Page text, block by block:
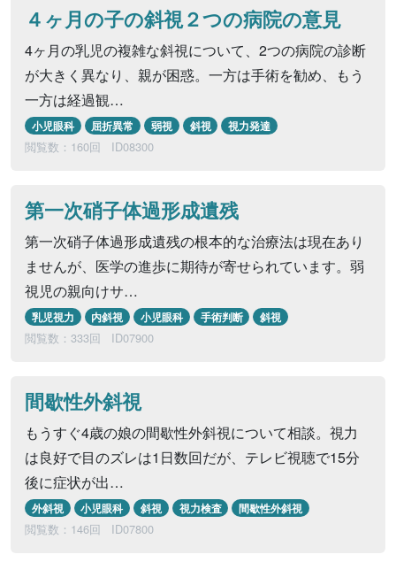
４ヶ月の子の斜視２つの病院の意見
4ヶ月の乳児の複雑な斜視について、2つの病院の診断
が大きく異なり、親が困惑。一方は手術を勧め、もう
一方は経過観…
小児眼科 屈折異常 弱視 斜視 視力発達
閲覧数：160回 ID08300
第一次硝子体過形成遺残
第一次硝子体過形成遺残の根本的な治療法は現在あり
ませんが、医学の進歩に期待が寄せられています。弱
視児の親向けサ…
乳児視力 内斜視 小児眼科 手術判断 斜視
閲覧数：333回 ID07900
間歇性外斜視
もうすぐ4歳の娘の間歇性外斜視について相談。視力
は良好で目のズレは1日数回だが、テレビ視聴で15分
後に症状が出…
外斜視 小児眼科 斜視 視力検査 間歇性外斜視
閲覧数：146回 ID07800